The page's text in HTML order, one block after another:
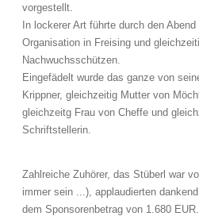
vorgestellt.
In lockerer Art führte durch den
Organisation in Freising und
Nachwuchsschützen.
Eingefädelt wurde das ganze von
Krippner, gleichzeitig Mutter von
gleichzeitg Frau von Cheffe und
Schriftstellerin.
Zahlreiche Zuhörer, das Stüberl war
immer sein ...), applaudierten
dem Sponsorenbetrag von 1.680 EUR.